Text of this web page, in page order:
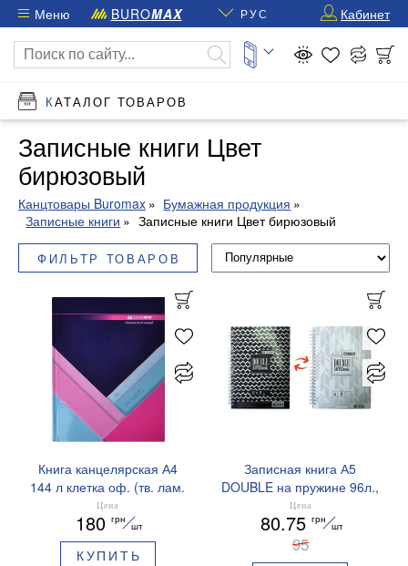
Меню BUROMAX РУС Кабинет
КАТАЛОГ ТОВАРОВ
Записные книги Цвет
бирюзовый
Канцтовары Buromax
Бумажная продукция
Записные книги
Записные книги Цвет бирюзовый
ФИЛЬТР ТОВАРОВ
Книга канцелярская А4
144 л клетка оф. (тв. лам.
обл) Buromax
BM.24419102
Цена
180 грн
шт
КУПИТЬ
Записная книга А5
DOUBLE на пружине 96л.,
клетка твердый
ламинир.переплет
Buromax BM.24571101
Цена
80.75 грн
шт
95